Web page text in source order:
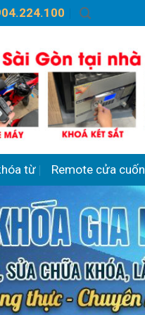
từ Remote cửa cuốn